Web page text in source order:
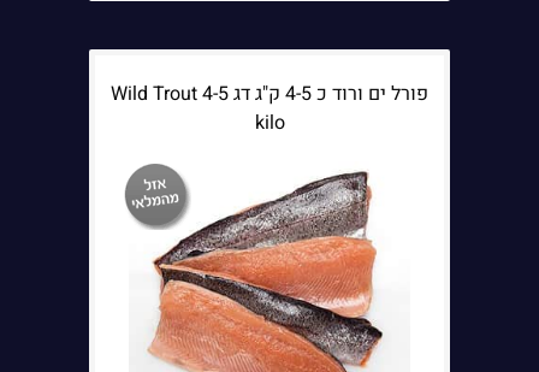
הערות נוספות:
פורל ים ורוד כ 4-5 ק"ג דג Wild Trout 4-5
kilo